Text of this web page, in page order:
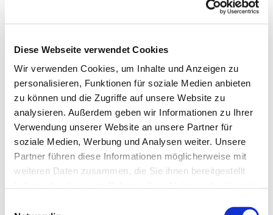
Diese Webseite verwendet Cookies
Wir verwenden Cookies, um Inhalte und Anzeigen zu
personalisieren, Funktionen für soziale Medien anbieten
zu können und die Zugriffe auf unsere Website zu
analysieren. Außerdem geben wir Informationen zu Ihrer
Verwendung unserer Website an unsere Partner für
soziale Medien, Werbung und Analysen weiter. Unsere
Partner führen diese Informationen möglicherweise mit
weiteren Daten zusammen, die Sie ihnen bereitgestellt